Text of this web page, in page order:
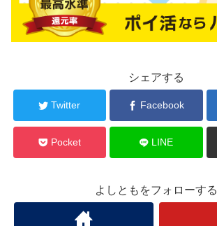
シェアする
Twitter Facebook
Pocket LINE
よしともをフォローする